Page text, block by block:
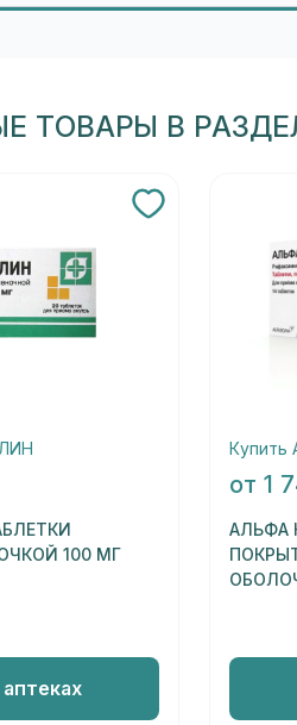
ТОВАРЫ В
100 МГ
от 1
АЛЬФА